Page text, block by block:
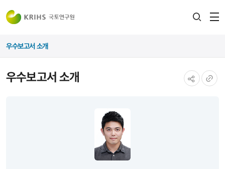
우수보고서 소개
우수보고서 소개